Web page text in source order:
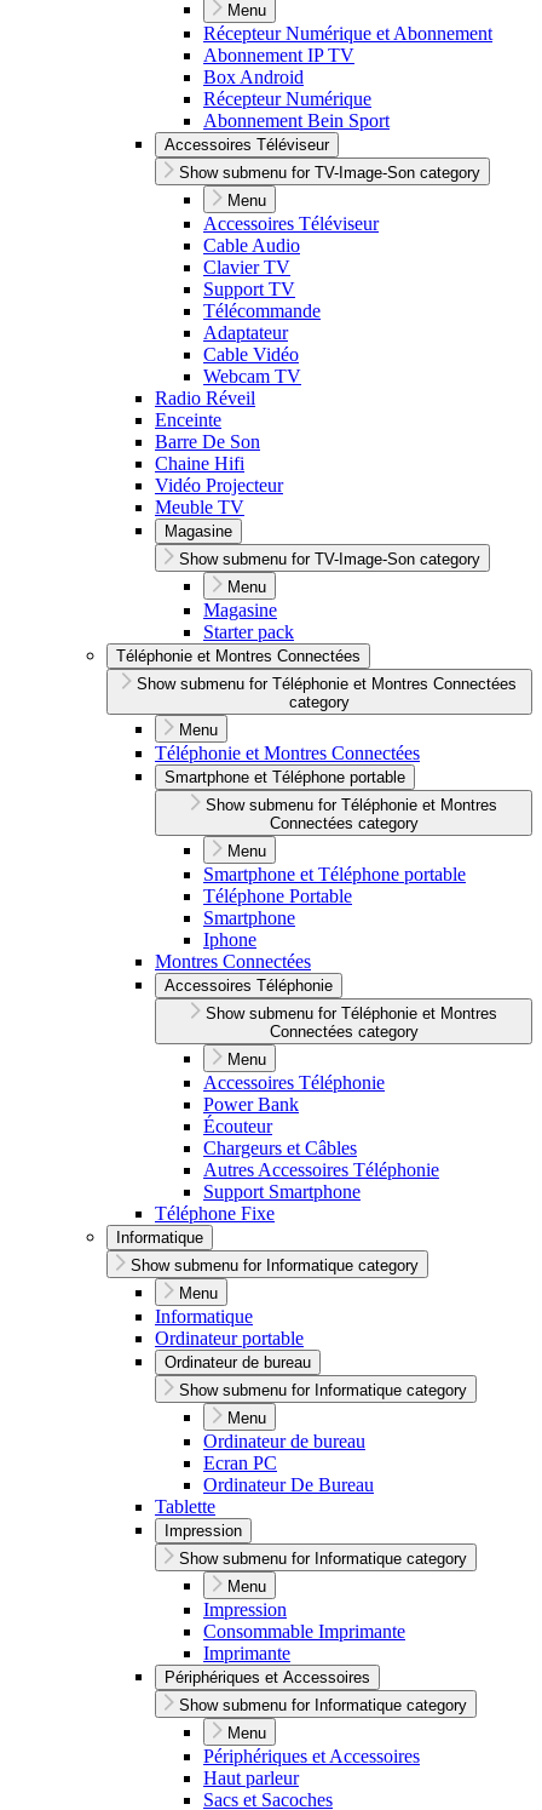
Menu
Récepteur Numérique et Abonnement
Abonnement IP TV
Box Android
Récepteur Numérique
Abonnement Bein Sport
Accessoires Téléviseur
Show submenu for TV-Image-Son category
Menu
Accessoires Téléviseur
Cable Audio
Clavier TV
Support TV
Télécommande
Adaptateur
Cable Vidéo
Webcam TV
Radio Réveil
Enceinte
Barre De Son
Chaine Hifi
Vidéo Projecteur
Meuble TV
Magasine
Show submenu for TV-Image-Son category
Menu
Magasine
Starter pack
Téléphonie et Montres Connectées
Show submenu for Téléphonie et Montres Connectées
category
Menu
Téléphonie et Montres Connectées
Smartphone et Téléphone portable
Show submenu for Téléphonie et Montres
Connectées category
Menu
Smartphone et Téléphone portable
Téléphone Portable
Smartphone
Iphone
Montres Connectées
Accessoires Téléphonie
Show submenu for Téléphonie et Montres
Connectées category
Menu
Accessoires Téléphonie
Power Bank
Écouteur
Chargeurs et Câbles
Autres Accessoires Téléphonie
Support Smartphone
Téléphone Fixe
Informatique
Show submenu for Informatique category
Menu
Informatique
Ordinateur portable
Ordinateur de bureau
Show submenu for Informatique category
Menu
Ordinateur de bureau
Ecran PC
Ordinateur De Bureau
Tablette
Impression
Show submenu for Informatique category
Menu
Impression
Consommable Imprimante
Imprimante
Périphériques et Accessoires
Show submenu for Informatique category
Menu
Périphériques et Accessoires
Haut parleur
Sacs et Sacoches